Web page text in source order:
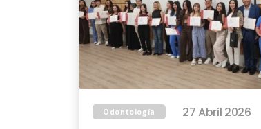
Odontología 27 Abril 2026